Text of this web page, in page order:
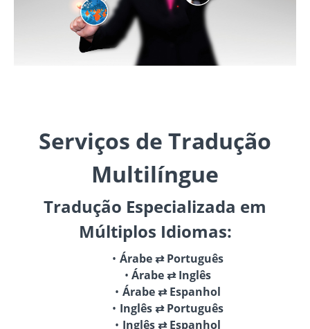
Serviços de Tradução
Multilíngue
Tradução Especializada em
Múltiplos Idiomas:
Árabe ⇄ Português
Árabe ⇄ Inglês
Árabe ⇄ Espanhol
Inglês ⇄ Português
Inglês ⇄ Espanhol